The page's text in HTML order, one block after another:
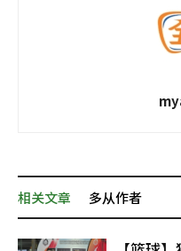
相关文章 多从作者